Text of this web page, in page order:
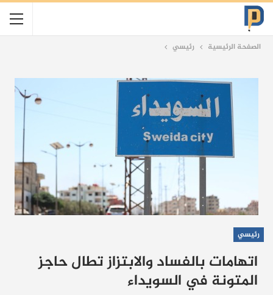
الصفحة الرئيسية رئيسي
رئيسي
اتهامات بالفساد والابتزاز تطال حاجز
المتونة في السويداء